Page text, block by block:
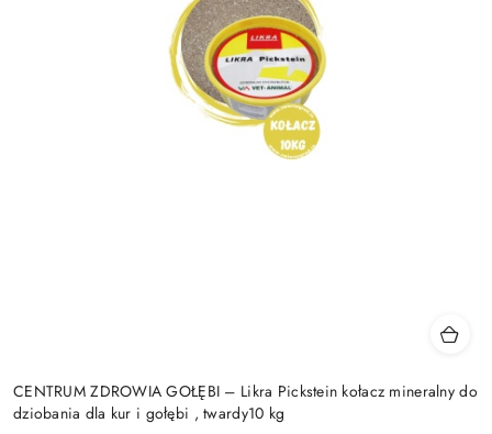
CENTRUM ZDROWIA GOŁĘBI – Likra Pickstein kołacz mineralny do
dziobania dla kur i gołębi , twardy10 kg